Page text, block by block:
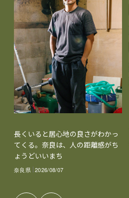
長くいると居心地の良さがわかっ
てくる。奈良は、人の距離感がち
ょうどいいまち
奈良県 2026/08/07